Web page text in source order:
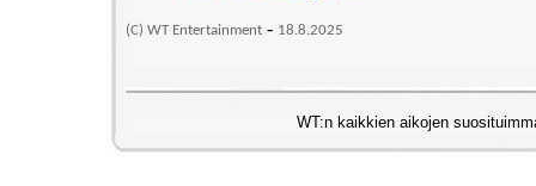
(C) WT Entertainment - 18.8.2025
WT:n kaikkien aikojen